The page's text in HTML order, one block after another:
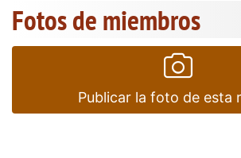
Fotos de miembros
Publicar la foto de esta